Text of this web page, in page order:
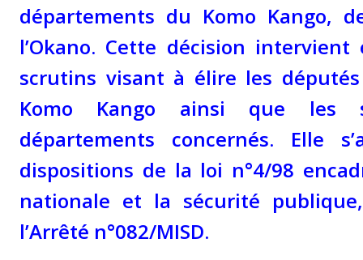
départements du Komo Kango,
l’Okano. Cette décision
scrutins visant à élire les
Komo Kango ainsi que les
départements concernés. Elle
dispositions de la loi n°4/98
nationale et la sécurité
l’Arrêté n°082/MISD.